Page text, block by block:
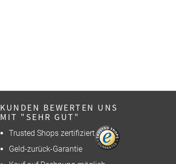
KUNDEN BEWERTEN UNS
MIT "SEHR GUT"
Trusted Shops zertifiziert
Geld-zurück-Garantie